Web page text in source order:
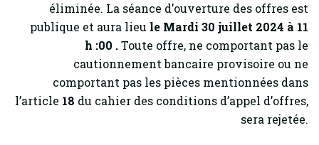
éliminée. La séance d’ouverture des offres est
publique et aura lieu le Mardi 30 juillet 2024 à 11
h :00 .Toute offre, ne comportant pas le
cautionnement bancaire provisoire ou ne
comportant pas les pièces mentionnées dans
l’article 18 du cahier des conditions d’appel d’offres,
sera rejetée.